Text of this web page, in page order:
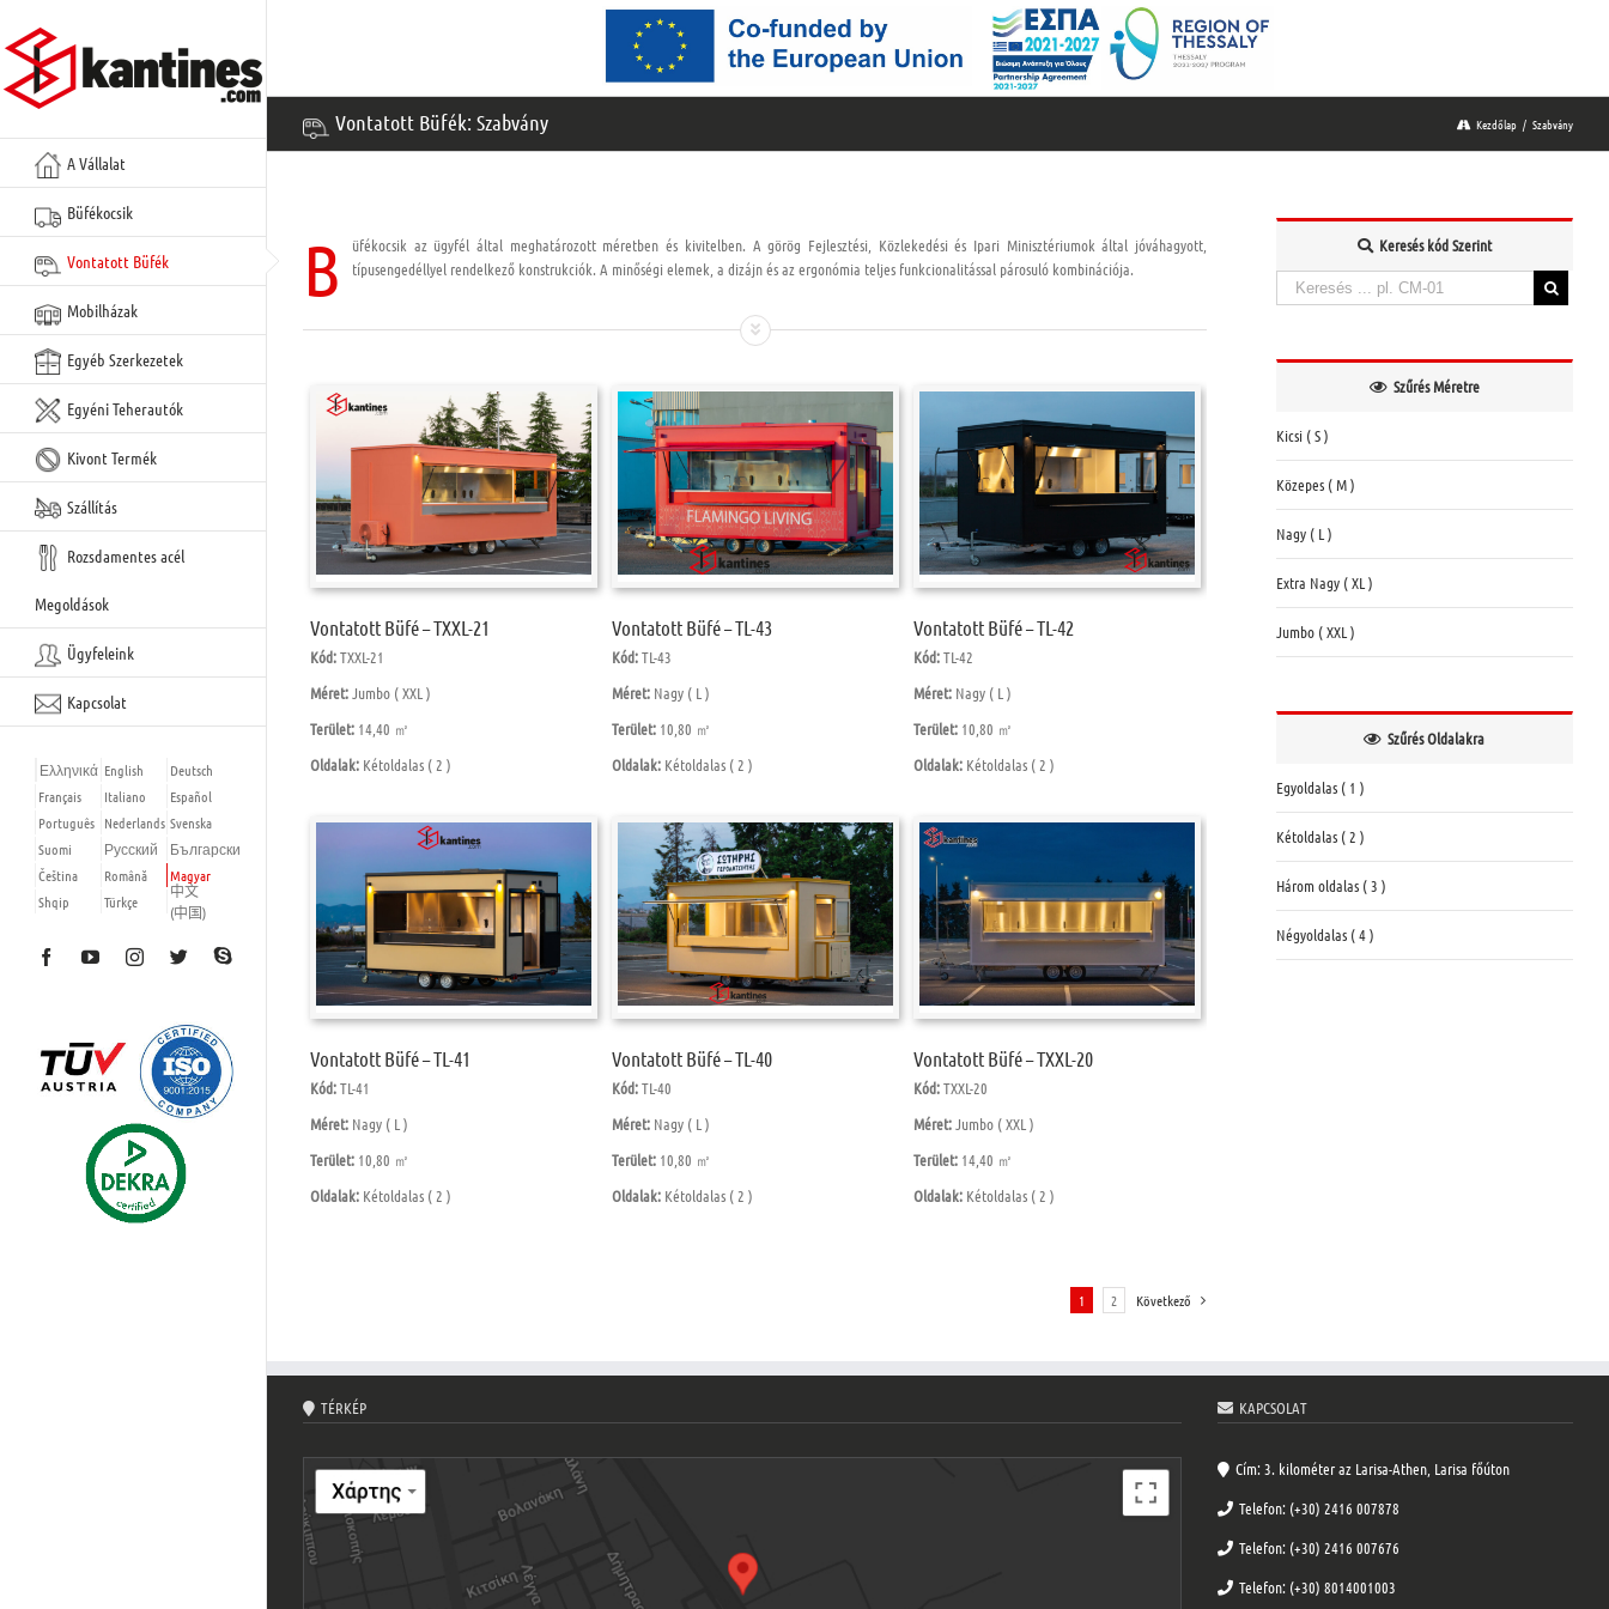
tartalomra
A Vállalat
Büfékocsik
Vontatott Büfék
Mobilházak
Egyéb Szerkezetek
Egyéni Teherautók
Kivont Termék
Szállítás
Rozsdamentes acél
Megoldások
Ügyfeleink
Kapcsolat
Ελληνικά English
Deutsch
Français
Italiano
Español
Português Nederlands Svenska
Suomi
Русский
Български
Čeština
Română
Magyar
Shqip
Türkçe
中文
(中国)
FacebookYouTubeInstagram
TwitterSkype
Vontatott Büfék: Szabvány Kezdőlap / Szabvány
B
üfékocsik az ügyfél által meghatározott méretben és kivitelben. A görög Fejlesztési, Közlekedési és Ipari Minisztériumok által jóváhagyott,
típusengedéllyel rendelkező konstrukciók. A minőségi elemek, a dizájn és az ergonómia teljes funkcionalitással párosuló kombinációja.
Vontatott Büfé – TXXL-21
Kód:TXXL-21
Méret:Jumbo ( XXL )
Terület: 14,40 ㎡
Oldalak: Kétoldalas ( 2 )
Vontatott Büfé – TL-43
Kód:TL-43
Méret: Nagy ( L )
Terület: 10,80 ㎡
Oldalak: Kétoldalas ( 2 )
Vontatott Büfé – TL-42
Kód:TL-42
Méret: Nagy ( L )
Terület: 10,80 ㎡
Oldalak: Kétoldalas ( 2 )
Vontatott Büfé – TL-41
Kód:TL-41
Méret: Nagy ( L )
Terület: 10,80 ㎡
Oldalak: Kétoldalas ( 2 )
Vontatott Büfé – TL-40
Kód:TL-40
Méret: Nagy ( L )
Terület: 10,80 ㎡
Oldalak: Kétoldalas ( 2 )
Vontatott Büfé – TXXL-20
Kód:TXXL-20
Méret:Jumbo ( XXL )
Terület: 14,40 ㎡
Oldalak: Kétoldalas ( 2 )
1 2 Következő
Keresés kód Szerint
Keresés:
Szűrés Méretre
Kicsi ( S )
Közepes ( M )
Nagy ( L )
Extra Nagy ( XL )
Jumbo ( XXL )
Szűrés Oldalakra
Egyoldalas ( 1 )
Kétoldalas ( 2 )
Három oldalas ( 3 )
Négyoldalas ( 4 )
TÉRKÉP KAPCSOLAT
Cím: 3. kilométer az Larisa-Athen, Larisa főúton
Telefon: (+30) 2416 007878
Telefon: (+30) 2416 007676
Telefon: (+30) 8014001003